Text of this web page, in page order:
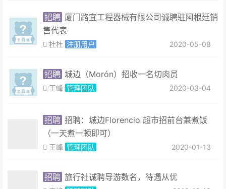
招聘 厦门路宜工程器械有限公司诚聘驻阿根廷销
售代表
杜杜 注册用户 2020-05-08
招聘 城边（Morón）招收一名切肉员
王峰 管理团队 2020-03-04
招聘 招聘：城边Florencio 超市招前台兼煮饭
（一天煮一顿即可）
王峰 管理团队 2020-01-13
招聘 旅行社诚聘导游数名，待遇从优